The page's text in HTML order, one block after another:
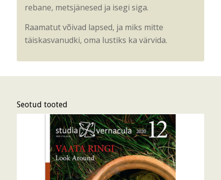
rebane, metsjänesed ja isegi siga.
Raamatut võivad lapsed, ja miks mitte
täiskasvanudki, oma lustiks ka värvida.
Seotud tooted